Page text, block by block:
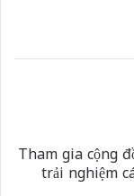
Tham gia cộng
trải nghiệm